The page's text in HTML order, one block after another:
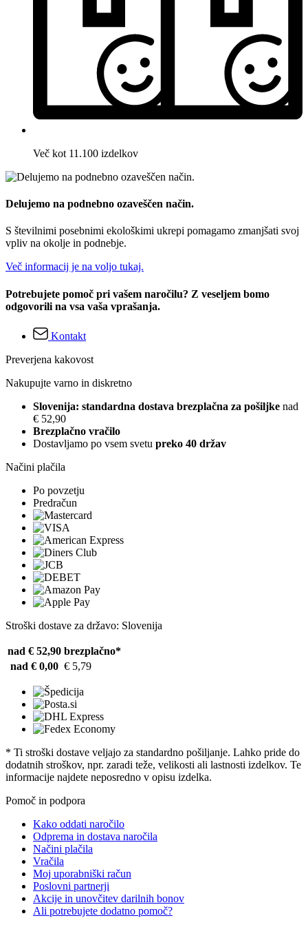
Več kot 11.100 izdelkov
Delujemo na podnebno ozaveščen način.
S številnimi posebnimi ekološkimi ukrepi pomagamo zmanjšati svoj
vpliv na okolje in podnebje.
Več informacij je na voljo tukaj.
Potrebujete pomoč pri vašem naročilu? Z veseljem bomo
odgovorili na vsa vaša vprašanja.
Kontakt
Preverjena kakovost
Nakupujte varno in diskretno
Slovenija: standardna dostava brezplačna za pošiljke nad
€ 52,90
Brezplačno vračilo
Dostavljamo po vsem svetu preko 40 držav
Načini plačila
Po povzetju
Predračun
Stroški dostave za državo: Slovenija
nad € 52,90 brezplačno*
nad € 0,00 € 5,79
* Ti stroški dostave veljajo za standardno pošiljanje. Lahko pride do
dodatnih stroškov, npr. zaradi teže, velikosti ali lastnosti izdelkov. Te
informacije najdete neposredno v opisu izdelka.
Pomoč in podpora
Kako oddati naročilo
Odprema in dostava naročila
Načini plačila
Vračila
Moj uporabniški račun
Poslovni partnerji
Akcije in unovčitev darilnih bonov
Ali potrebujete dodatno pomoč?